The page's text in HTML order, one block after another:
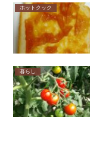
ホットクック
暮らし